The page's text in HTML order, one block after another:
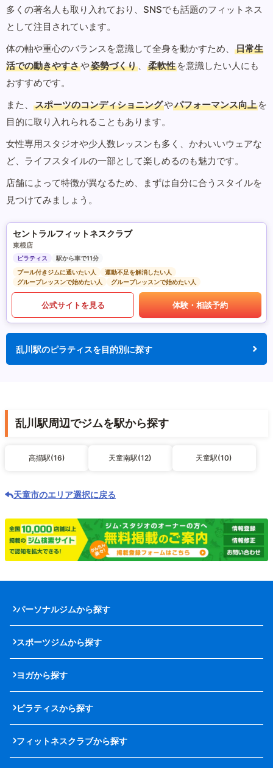
多くの著名人も取り入れており、SNSでも話題のフィットネス
として注目されています。
体の軸や重心のバランスを意識して全身を動かすため、
日常生
活での動きやすさや姿勢づくり 、 柔軟性 を意識したい人にも
おすすめです。
また、
スポーツのコンディショニングやパフォーマンス向上 を
目的に取り入れられることもあります。
女性専用スタジオや少人数レッスンも多く、かわいいウェアな
ど、ライフスタイルの一部として楽しめるのも魅力です。
店舗によって特徴が異なるため、まずは自分に合うスタイルを
見つけてみましょう。
セントラルフィットネスクラブ
東根店
ピラティス
駅から車で11分
プール付きジムに通いたい人
運動不足を解消したい人
グループレッスンで始めたい人
グループレッスンで始めたい人
公式サイトを見る 体験・相談予約
乱川駅のピラティスを目的別に探す
乱川駅周辺でジムを駅から探す
高擶駅(16) 天童南駅(12) 天童駅(10)
天童市のエリア選択に戻る
パーソナルジムから探す
スポーツジムから探す
ヨガから探す
ピラティスから探す
フィットネスクラブから探す